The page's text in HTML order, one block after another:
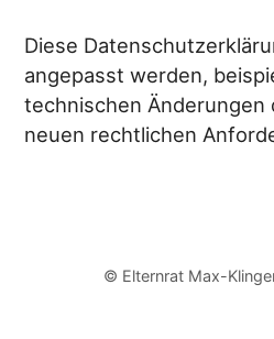
Diese
angepasst werden,
technischen Änderungen
neuen rechtlichen
© Elternrat Max-